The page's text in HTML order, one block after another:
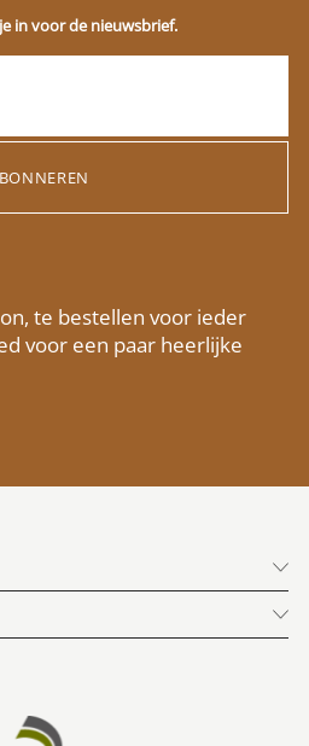
in voor de nieuwsbrief.
te bestellen voor ieder
voor een paar heerlijke